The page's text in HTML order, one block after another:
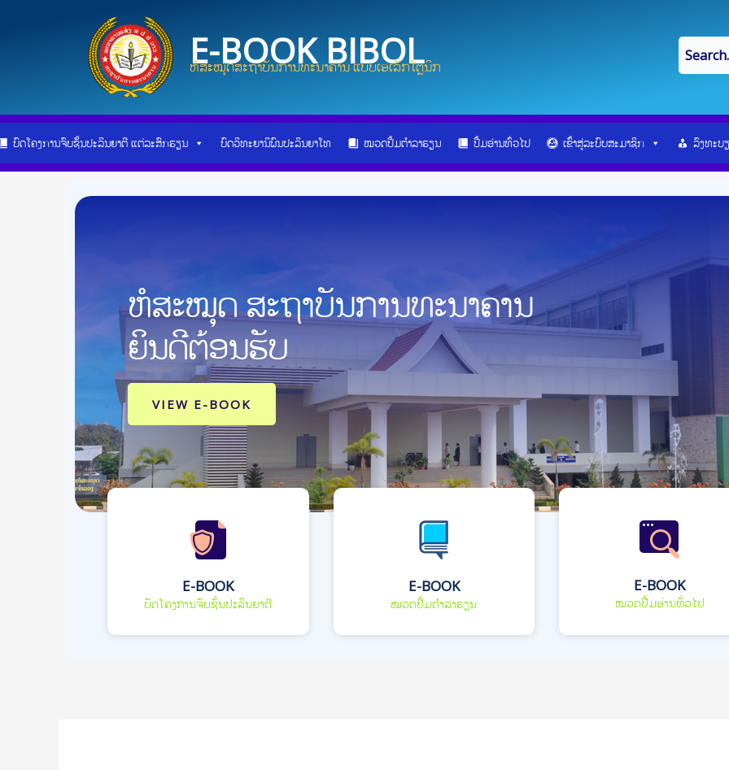
E-BOOK BIBOL
ຫໍສະໝຸດສະຖາບັນການທະນາຄານ ແບບເອເລັກໂຕຼນິກ
ບົດໂຄງການຈົບຊັ້ນປະລິນຍາຕີ ແຕ່ລະສົກຮຽນ ບົດວິທະຍານິພົນປະລິນຍາໂທ ໝວດປື້ມຕຳລາຮຽນ ປື້ມອ່ານທົ່ວໄປ ເຂົ້າສູ່ລະບົບສະມາຊິກ ລົງທະບ
ຫໍສະໝຸດ ສະຖາບັນການທະນາຄານ
ຍິນດີຕ້ອນຮັບ
VIEW E-BOOK
E-BOOK
ບົດໂຄງການຈົບຊັ້ນປະລິນຍາຕີ
E-BOOK
ໝວດປື້ມຕຳລາຮຽນ
E-BOOK
ໝວດປື້ມອ່ານທົ່ວໄປ
navigation